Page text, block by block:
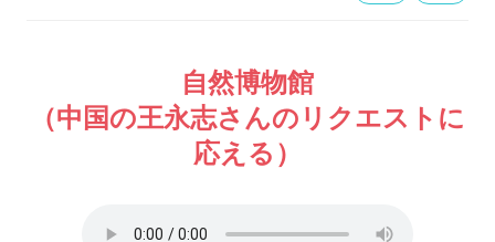
自然博物館
（中国の王永志さんのリクエストに
応える）